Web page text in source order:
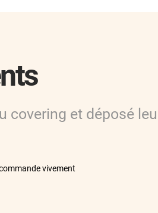
covering et déposé
vivement